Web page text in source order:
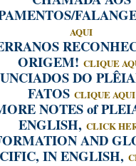
AQUI
ORIGEM! CLIQUE
DO
FATOS CLIQUE AQUI
NOTES of
ENGLISH, CLICK
AND
IN ENGLISH,